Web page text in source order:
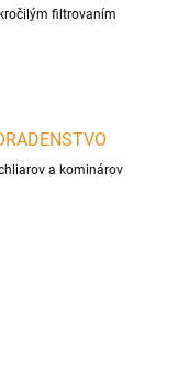
filtrovaním
a kominárov